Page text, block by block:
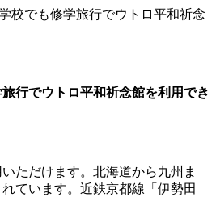
校でも修学旅行でウトロ平和祈念
行でウトロ平和祈念館を利用でき
ただけます。北海道から九州ま
ています。近鉄京都線「伊勢田